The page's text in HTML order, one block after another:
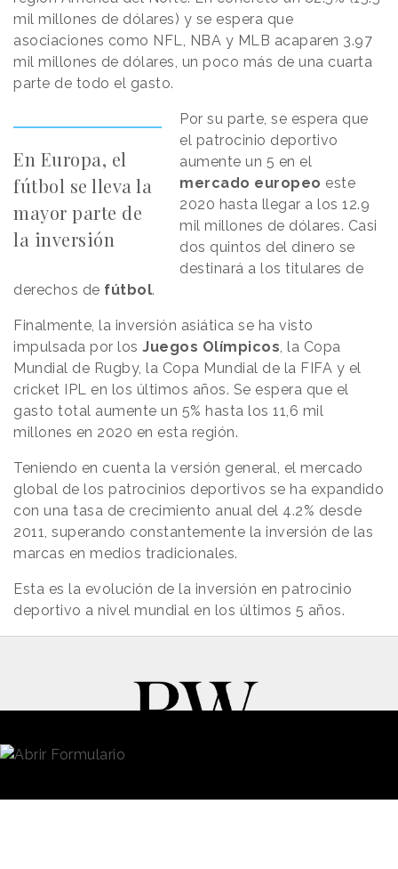
mil millones de dólares) y se espera que
asociaciones como NFL, NBA y MLB acaparen 3.97
mil millones de dólares, un poco más de una cuarta
parte de todo el gasto.
En Europa, el
fútbol se lleva la
mayor parte de
la inversión
Por su parte, se espera que
el patrocinio deportivo
aumente un 5 en el
mercado europeo este
2020 hasta llegar a los 12.9
mil millones de dólares. Casi
dos quintos del dinero se
destinará a los titulares de
derechos de fútbol.
Finalmente, la inversión asiática se ha visto
impulsada por los Juegos Olímpicos, la Copa
Mundial de Rugby, la Copa Mundial de la FIFA y el
cricket IPL en los últimos años. Se espera que el
gasto total aumente un 5% hasta los 11,6 mil
millones en 2020 en esta región.
Teniendo en cuenta la versión general, el mercado
global de los patrocinios deportivos se ha expandido
con una tasa de crecimiento anual del 4.2% desde
2011, superando constantemente la inversión de las
marcas en medios tradicionales.
Esta es la evolución de la inversión en patrocinio
deportivo a nivel mundial en los últimos 5 años.